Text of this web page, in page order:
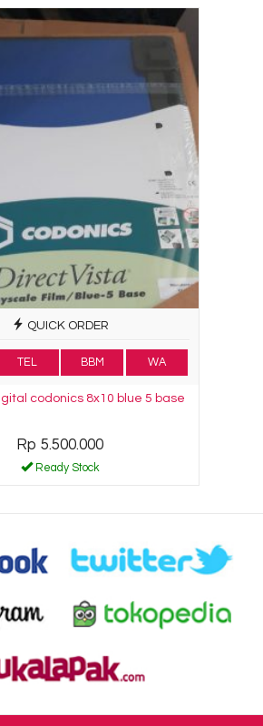
QUICK ORDER
TEL BBM WA
codonics 8x10 blue 5 base
Rp 5.500.000
Ready Stock